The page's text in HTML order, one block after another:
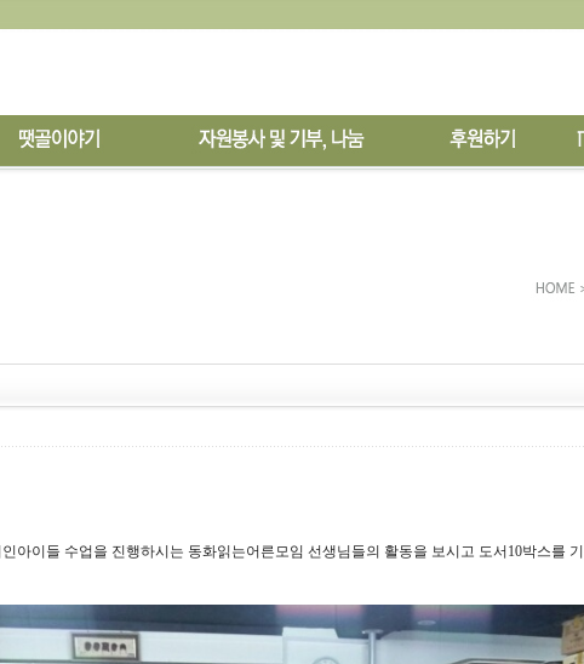
아이들 수업을 진행하시는 동화읽는어른모임 선생님들의 활동을 보시고 도서10박스를